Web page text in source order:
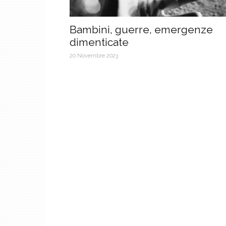
Bambini, guerre, emergenze
dimenticate
20 Novembre 2023